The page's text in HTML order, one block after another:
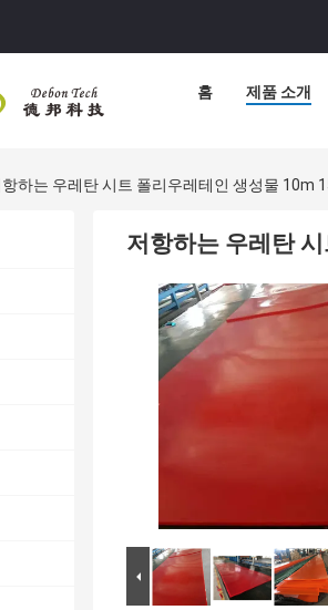
홈 제품 소개
항하는 우레탄 시트 폴리우레테인 생성물 10m
저항하는 우레탄